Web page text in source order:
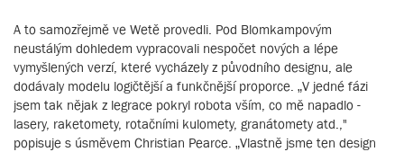
A to samozřejmě ve Wetě provedli. Pod Blomkampovým
neustálým dohledem vypracovali nespočet nových a lépe
vymyšlených verzí, které vycházely z původního designu, ale
dodávaly modelu logičtější a funkčnější proporce. „V jedné fázi
jsem tak nějak z legrace pokryl robota vším, co mě napadlo -
lasery, raketomety, rotačními kulomety, granátomety atd.,"
popisuje s úsměvem Christian Pearce. „Vlastně jsme ten design